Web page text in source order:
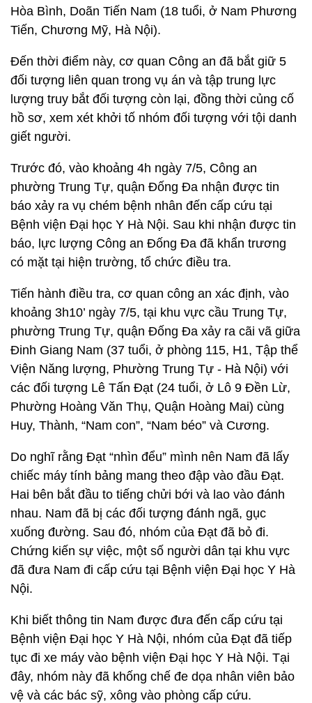
Hòa Bình, Doãn Tiến Nam (18 tuổi, ở Nam Phương
Tiến, Chương Mỹ, Hà Nội).
Đến thời điểm này, cơ quan Công an đã bắt giữ 5
đối tượng liên quan trong vụ án và tập trung lực
lượng truy bắt đối tượng còn lại, đồng thời củng cố
hồ sơ, xem xét khởi tố nhóm đối tượng với tội danh
giết người.
Trước đó, vào khoảng 4h ngày 7/5, Công an
phường Trung Tự, quận Đống Đa nhận được tin
báo xảy ra vụ chém bệnh nhân đến cấp cứu tại
Bệnh viện Đại học Y Hà Nội. Sau khi nhận được tin
báo, lực lượng Công an Đống Đa đã khẩn trương
có mặt tại hiện trường, tổ chức điều tra.
Tiến hành điều tra, cơ quan công an xác định, vào
khoảng 3h10’ ngày 7/5, tại khu vực cầu Trung Tự,
phường Trung Tự, quận Đống Đa xảy ra cãi vã giữa
Đinh Giang Nam (37 tuổi, ở phòng 115, H1, Tập thể
Viện Năng lượng, Phường Trung Tự - Hà Nội) với
các đối tượng Lê Tấn Đạt (24 tuổi, ở Lô 9 Đền Lừ,
Phường Hoàng Văn Thụ, Quận Hoàng Mai) cùng
Huy, Thành, “Nam con”, “Nam béo” và Cương.
Do nghĩ rằng Đạt “nhìn đểu” mình nên Nam đã lấy
chiếc máy tính bảng mang theo đập vào đầu Đạt.
Hai bên bắt đầu to tiếng chửi bới và lao vào đánh
nhau. Nam đã bị các đối tượng đánh ngã, gục
xuống đường. Sau đó, nhóm của Đạt đã bỏ đi.
Chứng kiến sự việc, một số người dân tại khu vực
đã đưa Nam đi cấp cứu tại Bệnh viện Đại học Y Hà
Nội.
Khi biết thông tin Nam được đưa đến cấp cứu tại
Bệnh viện Đại học Y Hà Nội, nhóm của Đạt đã tiếp
tục đi xe máy vào bệnh viện Đại học Y Hà Nội. Tại
đây, nhóm này đã khống chế đe dọa nhân viên bảo
vệ và các bác sỹ, xông vào phòng cấp cứu.